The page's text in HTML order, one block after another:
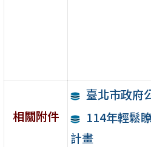
相關附件
臺北市政府
114年輕鬆
計畫